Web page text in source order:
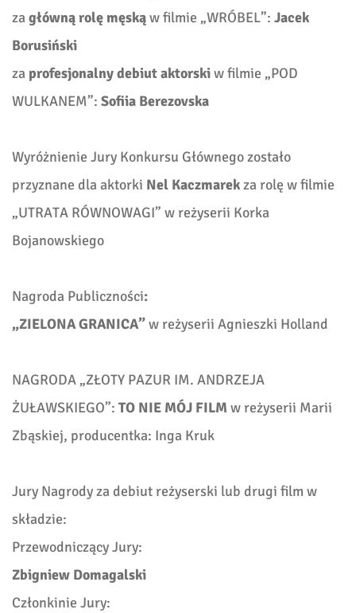
zagłówną rolę męskąw filmie „WRÓBEL”:Jacek
Borusiński
za profesjonalny debiut aktorskiw filmie „POD
WULKANEM”:Sofiia Berezovska
Wyróżnienie Jury Konkursu Głównego zostało
przyznane dla aktorki Nel Kaczmarekza rolę w filmie
„UTRATA RÓWNOWAGI” w reżyserii Korka
Bojanowskiego
Nagroda Publiczności:
„ZIELONA GRANICA”w reżyserii Agnieszki Holland
NAGRODA „ZŁOTY PAZUR IM. ANDRZEJA
ŻUŁAWSKIEGO”:TO NIE MÓJ FILM w reżyserii Marii
Zbąskiej, producentka: Inga Kruk
Jury Nagrody za debiut reżyserski lub drugi film w
składzie:
Przewodniczący Jury:
Zbigniew Domagalski
Członkinie Jury: